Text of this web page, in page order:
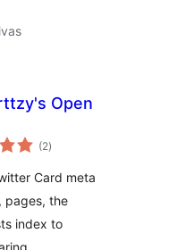
Open
(2valoracións
totais
)
Card meta
pages, the
index to